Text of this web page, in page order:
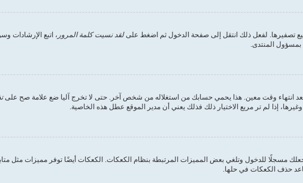
تصفيرها. لفعل ذلك انتقل إلى صفحة الدخول ثم اضغط علىلقد نسيت كلمة المرور ، اتبع الإرشادات
بمسؤول المنتدى.
انتهاء وقت معين. هذا يحمي حسابك من استغلاله من شخص آخر. حتى لا تخرج آليا ضع علامة صح على
إذا لم تر مربع الاختيار ذلك فذلك يعني أن مدير الموقع عطل هذه الخاصية.
مسجلًا للدخول وتلغي بعض المميزات المرتبطة بنظام الكعكات. الكعكات أيضًا توفر مميزات مثل
حذف الكعكات في حلها.